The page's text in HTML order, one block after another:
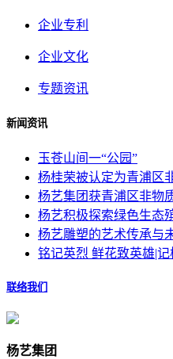
企业专利
企业文化
专题资讯
新闻资讯
玉苍山间一“公园”
杨桂荣被认定为青浦区
杨艺集团获青浦区非物
杨艺积极探索绿色生态
杨艺雕塑的艺术传承与
铭记英烈 鲜花致英雄|记
联络我们
杨艺集团